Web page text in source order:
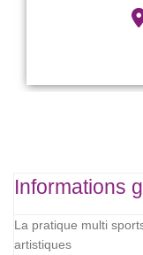
Informations
La pratique multi
artistiques